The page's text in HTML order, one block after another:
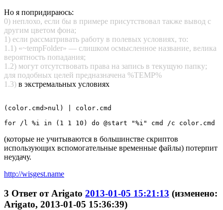
Но я попридираюсь:
0) неплохо, если бы в примере присутствовал также вывод с
другим цветом фона;
1) если рассматривать работу в полевых условиях, то:
1.1) «~tempFolder» — слишком осмысленное название, велика
вероятность попадания;
1.2) могут отсутствовать права на запись в текущую папку;
для подобных целей предназначена %TEMP%
1.3) в экстремальных условиях
(color.cmd>nul) | color.cmd
(которые не учитываются в большинстве скриптов
использующих вспомогательные временные файлы) потерпит
неудачу.
http://wisgest.name
3 Ответ от Arigato 2013-01-05 15:21:13 (изменено:
Arigato, 2013-01-05 15:36:39)